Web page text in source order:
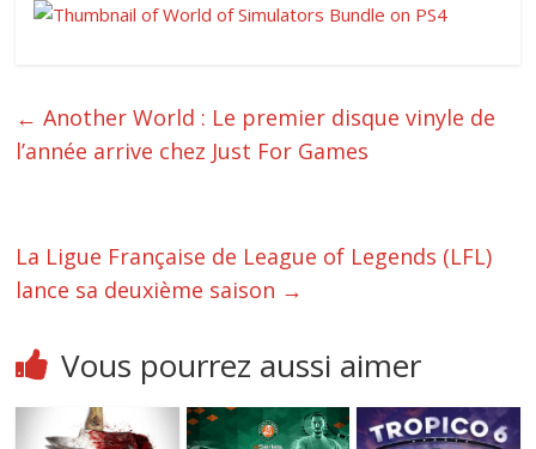
← Another World : Le premier disque vinyle de
l’année arrive chez Just For Games
La Ligue Française de League of Legends (LFL)
lance sa deuxième saison →
Vous pourrez aussi aimer